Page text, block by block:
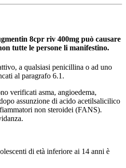
8cpr riv 400mg può causare
tutte le persone li manifestino.
a qualsiasi penicillina o ad uno
al paragrafo 6.1.
verificati asma, angioedema,
assunzione di acido acetilsalicilico
non steroidei (FANS).
di età inferiore ai 14 anni è